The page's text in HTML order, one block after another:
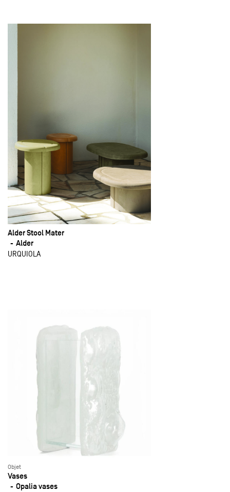
Alder Stool Mater
Alder
URQUIOLA
Objet
Vases
Opalia vases